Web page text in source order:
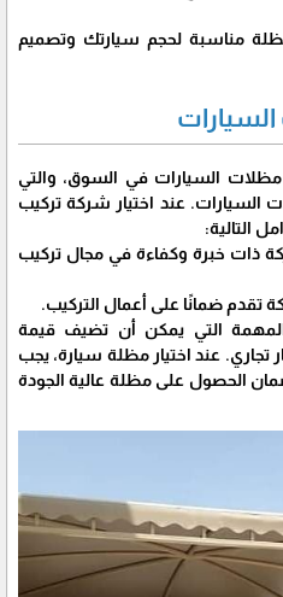
مناسبة لحجم سيارتك وتصميم
السيارات في السوق، والتي
عند اختيار شركة تركيب
التالية:
ذات خبرة وكفاءة في مجال تركيب
تقدم ضمانًا على أعمال التركيب.
التي يمكن أن تضيف قيمة
تجاري. عند اختيار مظلة سيارة، يجب
الحصول على مظلة عالية الجودة